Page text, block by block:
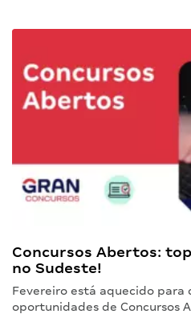
Concursos Abertos:
no Sudeste!
Fevereiro está aquecido para
oportunidades de Concursos